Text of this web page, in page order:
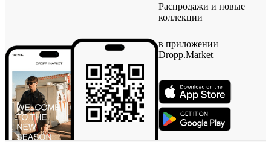
Распродажи и новые
коллекции
в приложении
Dropp.Market